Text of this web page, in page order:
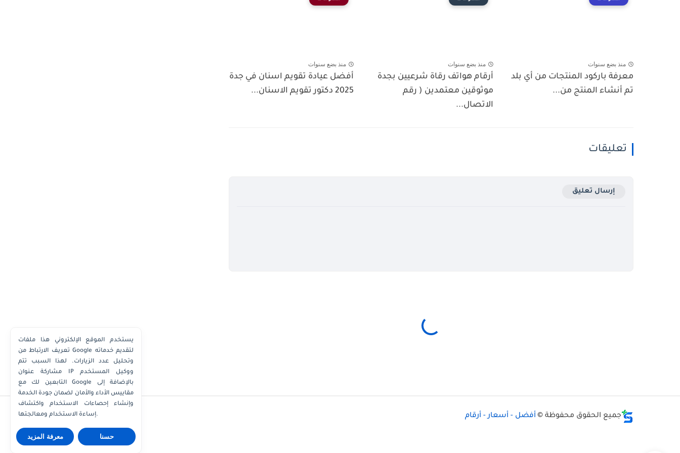
منذ بضع سنوات
معرفة باركود المنتجات من أي بلد
تم أنشاء المنتج من...
منذ بضع سنوات
أرقام هواتف رقاة شرعيين بجدة
موثوقين معتمدين ( رقم
الاتصال...
منذ بضع سنوات
أفضل عيادة تقويم اسنان في جدة
2025 دكتور تقويم الاسنان...
تعليقات
إرسال تعليق
جميع الحقوق محفوظة © أفضل - أسعار - أرقام
يستخدم الموقع الإلكتروني هذا ملفات
تعريف الارتباط من Google لتقديم خدماته
وتحليل عدد الزيارات. لهذا السبب تتم
مشاركة عنوان IP ووكيل المستخدم
التابعين لك مع Google بالإضافة إلى
مقاييس الأداء والأمان لضمان جودة الخدمة
وإنشاء إحصاءات الاستخدام واكتشاف
إساءة الاستخدام ومعالجتها.
معرفة المزيد حسنا